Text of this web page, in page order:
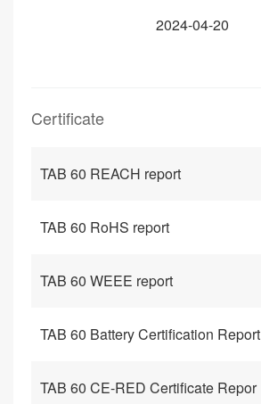
2024-04-20
Certificate
TAB 60 REACH report
TAB 60 RoHS report
TAB 60 WEEE report
TAB 60 Battery Certification Report
TAB 60 CE-RED Certificate Repor